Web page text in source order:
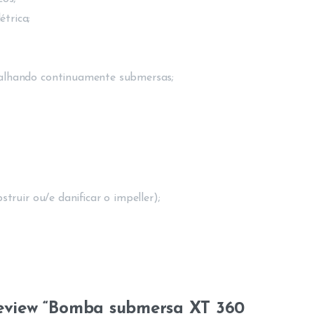
continuamente submersas;
ou/e danificar o impeller);
“Bomba submersa XT 360